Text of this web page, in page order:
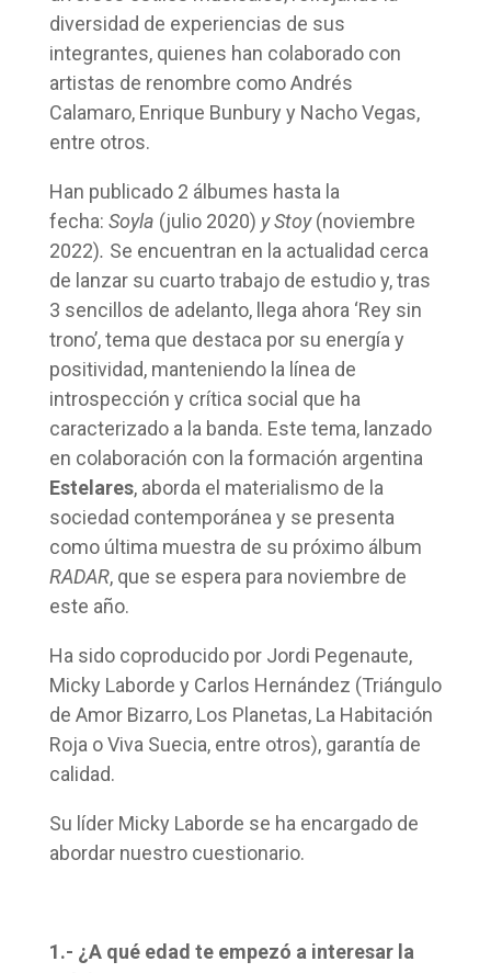
diversidad de experiencias de sus
integrantes, quienes han colaborado con
artistas de renombre como Andrés
Calamaro, Enrique Bunbury y Nacho Vegas,
entre otros.
Han publicado 2 álbumes hasta la
fecha: Soyla (julio 2020) y Stoy(noviembre
2022). Se encuentran en la actualidad cerca
de lanzar su cuarto trabajo de estudio y, tras
3 sencillos de adelanto, llega ahora ‘Rey sin
trono’, tema que destaca por su energía y
positividad, manteniendo la línea de
introspección y crítica social que ha
caracterizado a la banda. Este tema, lanzado
en colaboración con la formación argentina
Estelares, aborda el materialismo de la
sociedad contemporánea y se presenta
como última muestra de su próximo álbum
RADAR, que se espera para noviembre de
este año.
Ha sido coproducido por Jordi Pegenaute,
Micky Laborde y Carlos Hernández (Triángulo
de Amor Bizarro, Los Planetas, La Habitación
Roja o Viva Suecia, entre otros), garantía de
calidad.
Su líder Micky Laborde se ha encargado de
abordar nuestro cuestionario.
1.- ¿A qué edad te empezó a interesar la